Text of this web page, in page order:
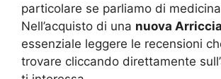
particolare se parliamo di
Nell’acquisto di una nuova
essenziale leggere le recensioni
trovare cliccando direttamente